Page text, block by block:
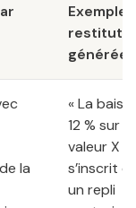
Exemple
générée
la
« La
12 % sur la
valeur X
s’inscrit
un repli